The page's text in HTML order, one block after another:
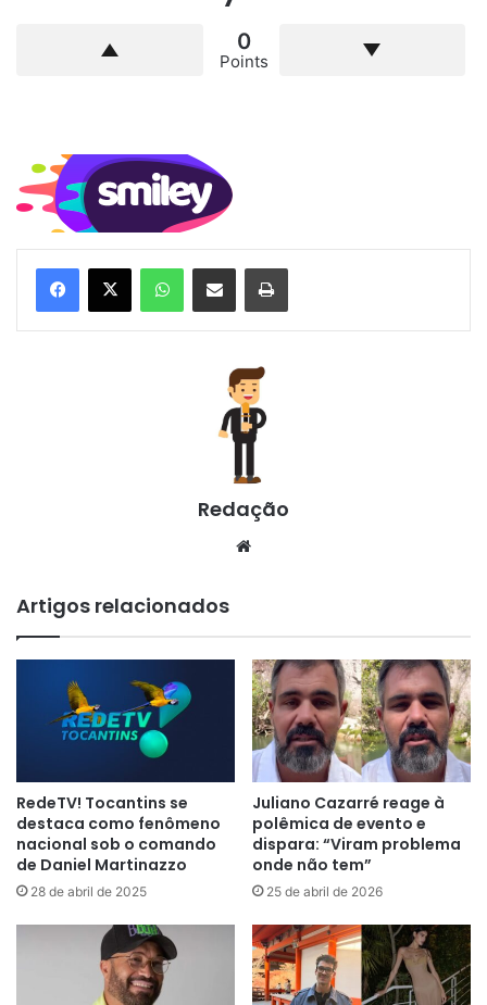
0
Points
WhatsApp
Compartilhar via e-mail Imprimir
Redação
Artigos relacionados
RedeTV! Tocantins se
destaca como fenômeno
nacional sob o comando
de Daniel Martinazzo
28 de abril de 2025
Juliano Cazarré reage à
polêmica de evento e
dispara: “Viram problema
onde não tem”
25 de abril de 2026